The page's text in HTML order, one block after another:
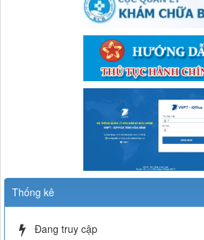
Thời gian đăng: 08/05/2026
lượt xem: 719 | lượt tải:72
Thống kê
Đang truy cập